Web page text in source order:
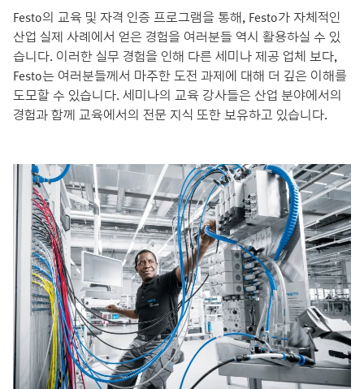
Festo의 교육 및 자격 인증 프로그램을 통해, Festo가 자체적인
산업 실제 사례에서 얻은 경험을 여러분들 역시 활용하실 수 있
습니다. 이러한 실무 경험을 인해 다른 세미나 제공 업체 보다,
Festo는 여러분들께서 마주한 도전 과제에 대해 더 깊은 이해를
도모할 수 있습니다. 세미나의 교육 강사들은 산업 분야에서의
경험과 함께 교육에서의 전문 지식 또한 보유하고 있습니다.